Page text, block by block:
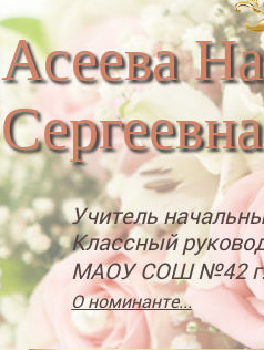
Асеева
Сергеевна
Учитель
Классный
МАОУ СОШ №42
О номинанте...